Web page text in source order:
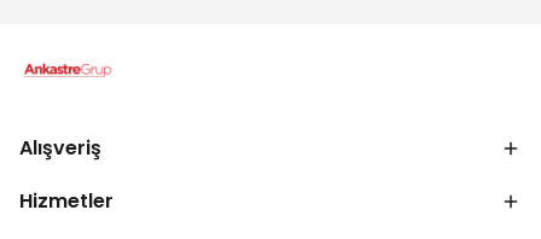
Alışveriş
Hizmetler